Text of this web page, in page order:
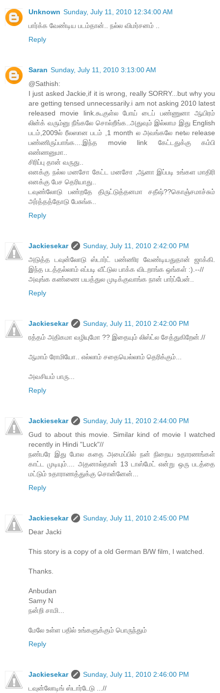
Unknown Sunday, July 11, 2010 12:34:00 AM
பார்க்க வேண்டிய படம்தான்.. நல்ல விமர்சனம் ..
Reply
Saran Sunday, July 11, 2010 3:13:00 AM
@Sathish:
I just asked Jackie,if it is wrong, really SORRY...but why you
are getting tensed unnecessarily.i am not asking 2010 latest
released movie link.கூகுள்ல போய் டைப் பண்ணுனா ஆயிரம்
லின்க் வரும்னு நீங்கலே சொல்றீங்க..அதுவும் இல்லாம இது English
படம்,2009ல் ரீலஸான படம் ,1 month ல அவங்கலே netல release
பண்ணிருப்பாங்க....இந்த movie link கேட்டதுக்கு கம்பி
எண்ணனுமா..
சிரிப்பு தான் வருது..
எனக்கு நல்ல மனசோ கேட்ட மனசோ ,ஆனா இப்படி உங்கள மாதிரி
எனக்கு பேச தெரியாது..
டவுண்லோடு பண்றதே திருட்டுத்தனமா சதீஷ்??கொஞ்சமாச்சும்
அர்த்தத்தோடு பேசுங்க..
Reply
Jackiesekar
Sunday, July 11, 2010 2:42:00 PM
அடுத்த டவுன்லோடு ஸ்டார்ட் பண்ணிர வேண்டியதுதான் ஜாக்கி.
இந்த படத்தல்லாம் எப்படி வீட்டுல பாக்க விடறாங்க ஒங்கள் :).--//
அவுங்க கண்ணை பயத்துல முடிக்குவாங்க நான் பார்ப்பேன்..
Reply
Jackiesekar
Sunday, July 11, 2010 2:42:00 PM
ரத்தம் அதிகமா வழியுமோ ?? இதையும் லிஸ்ட்ல சேத்துகிறேன்.//
ஆமாம் ரோமியோ.. எல்லாம் சதையெல்லாம் தெரிக்கும்...
அவசியம் பாரு...
Reply
Jackiesekar
Sunday, July 11, 2010 2:44:00 PM
Gud to about this movie. Similar kind of movie I watched
recently in Hindi "Luck"//
நண்பரே இது போல கதை அமைப்பில் நன் நிறைய உதாரணங்கள்
காட்ட முடியும்.... அதனால்தான் 13 டாஸ்மேட் என்று ஒரு படத்தை
மட்டும் உதாராணத்துக்கு சொன்னேன்...
Reply
Jackiesekar
Sunday, July 11, 2010 2:45:00 PM
Dear Jacki
This story is a copy of a old German B/W film, I watched.
Thanks.
Anbudan
Samy N
நன்றி சாமி...
மேலே உள்ள பதில் உங்களுக்கும் பொருந்தும்
Reply
Jackiesekar
Sunday, July 11, 2010 2:46:00 PM
டவுன்லோடிங் ஸ்டார்டேடு ...//